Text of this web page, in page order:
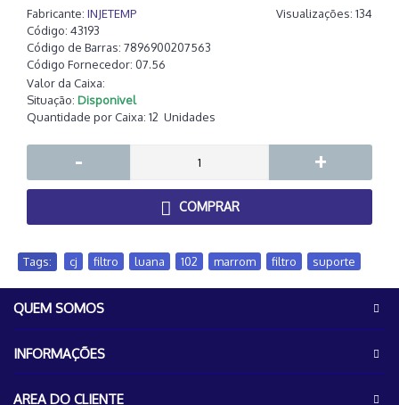
Visualizações: 134
Fabricante: INJETEMP
Código: 43193
Código de Barras: 7896900207563
Código Fornecedor: 07.56
Valor da Caixa:
Situação: Disponivel
Quantidade por Caixa: 12 Unidades
- +
COMPRAR
Tags: cj filtro luana 102 marrom filtro suporte
QUEM SOMOS
INFORMAÇÕES
AREA DO CLIENTE